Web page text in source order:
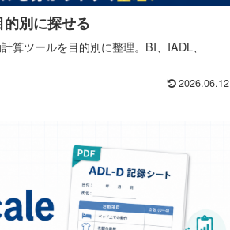
別に探せる
算ツールを目的別に整理。BI、IADL、
2026.06.12